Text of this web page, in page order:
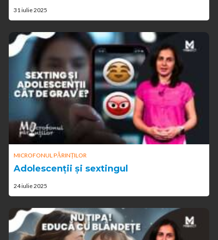
31 iulie 2025
MICROFONUL PĂRINȚILOR
Adolescenții și sextingul
24 iulie 2025